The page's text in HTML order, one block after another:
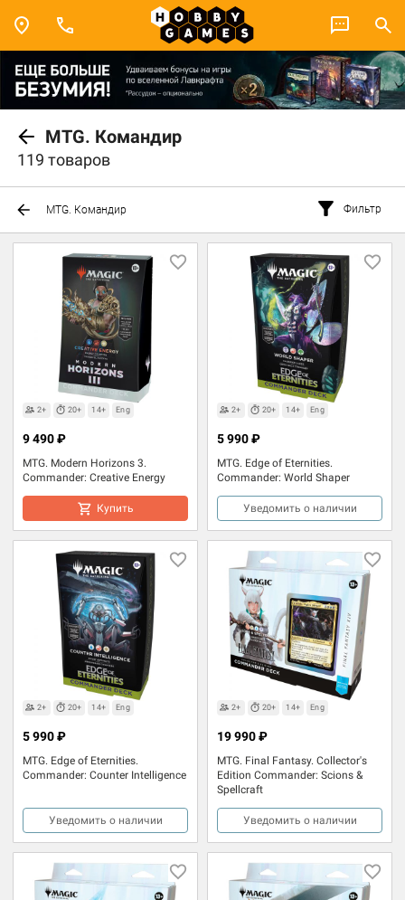
MTG. Командир
119 товаров
MTG. Командир Фильтр
2+ 20+ 14+ Eng
MTG. Modern Horizons 3.
Commander: Creative Energy
9 490 ₽
Купить
2+ 20+ 14+ Eng
MTG. Edge of Eternities.
Commander: World Shaper
5 990 ₽
Уведомить о наличии
2+ 20+ 14+ Eng
MTG. Edge of Eternities.
Commander: Counter Intelligence
5 990 ₽
Уведомить о наличии
2+ 20+ 14+ Eng
MTG. Final Fantasy. Collector's
Edition Commander: Scions &
Spellcraft
19 990 ₽
Уведомить о наличии